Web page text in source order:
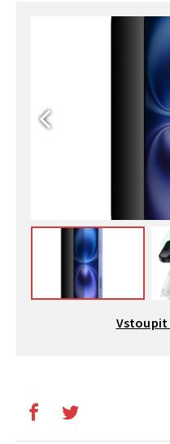
Vstoupit